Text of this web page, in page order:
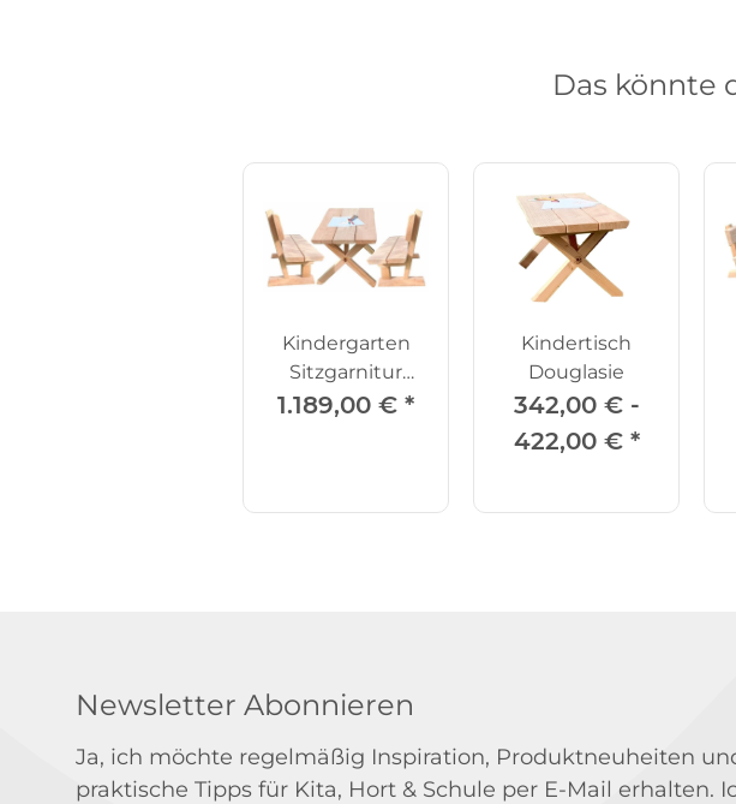
Das könnte
Kindergarten
Sitzgarnitur
Douglasie
1.189,00 € *
Kindertisch
Douglasie
342,00 € -
422,00 € *
Newsletter Abonnieren
Ja, ich möchte regelmäßig Inspiration, Produktneuheiten
praktische Tipps für Kita, Hort & Schule per E-Mail erhalten.